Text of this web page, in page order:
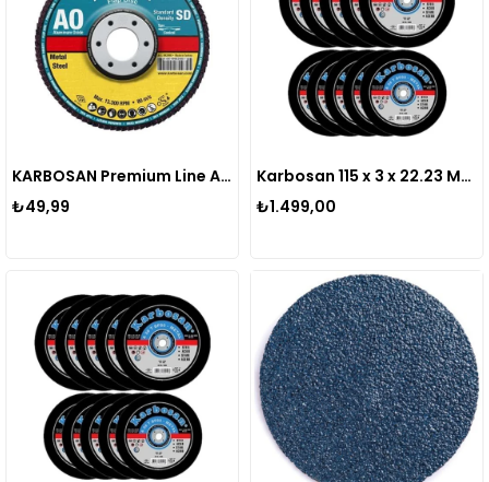
KARBOSAN Premium Line AO SD Flap Disk 115*22 NK 40
₺49,99
Karbosan 115 x 3 x 22.23 Metal Kesme Taşı Düz 50 li
₺1.499,00